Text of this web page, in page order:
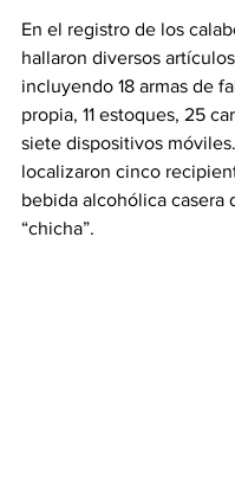
En el registro de los
hallaron diversos
incluyendo 18 armas de
propia, 11 estoques, 25
siete dispositivos
localizaron cinco
bebida alcohólica casera
“chicha”.